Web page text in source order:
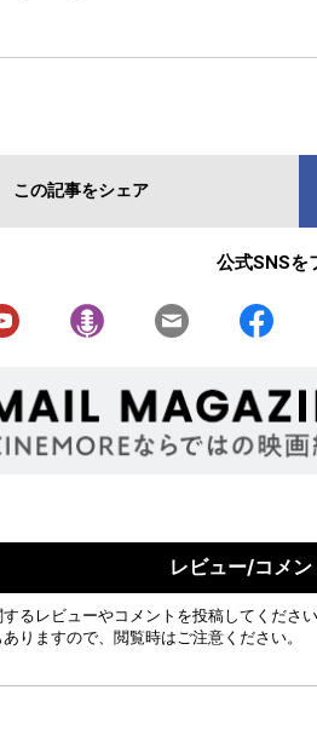
この記事をシェア
公式SNSを
レビュー/コメ
るレビューやコメントを投稿してください
りますので、閲覧時はご注意ください。